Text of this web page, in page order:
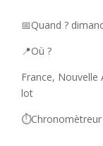
📅Quand ?
📍Où ?
France, Nouvelle
lot
⏱️Chronomètreur